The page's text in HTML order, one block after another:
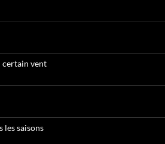
certain vent
les saisons